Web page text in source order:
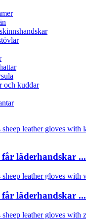
och kuddar
får läderhandskar ...
får läderhandskar ...